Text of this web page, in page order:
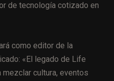
de tecnología cotizado en
como editor de la
«El legado de Life
mezclar cultura, eventos